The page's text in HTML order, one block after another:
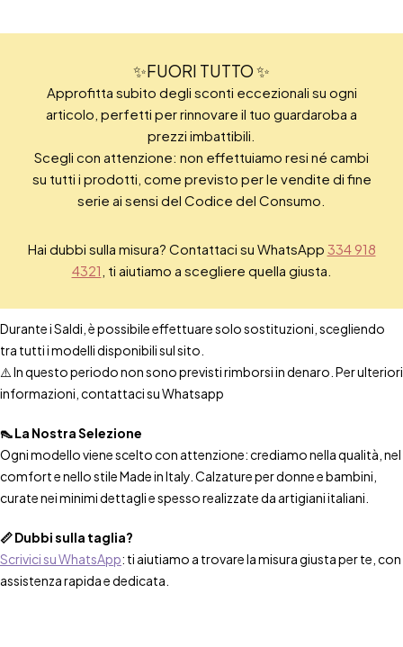
✨FUORI TUTTO ✨
Approfitta subito degli sconti eccezionali su ogni
articolo, perfetti per rinnovare il tuo guardaroba a
prezzi imbattibili.
Scegli con attenzione: non effettuiamo resi né cambi
su tutti i prodotti, come previsto per le vendite di fine
serie ai sensi del Codice del Consumo.
Hai dubbi sulla misura? Contattaci su WhatsApp 334 918
4321 , ti aiutiamo a scegliere quella giusta.
Durante i Saldi, è possibile effettuare solo sostituzioni, scegliendo
tra tutti i modelli disponibili sul sito.
⚠️ In questo periodo non sono previsti rimborsi in denaro. Per ulteriori
informazioni, contattaci su Whatsapp
👠 La Nostra Selezione
Ogni modello viene scelto con attenzione: crediamo nella qualità, nel
comfort e nello stile Made in Italy. Calzature per donne e bambini,
curate nei minimi dettagli e spesso realizzate da artigiani italiani.
📏 Dubbi sulla taglia?
Scrivici su WhatsApp: ti aiutiamo a trovare la misura giusta per te, con
assistenza rapida e dedicata.